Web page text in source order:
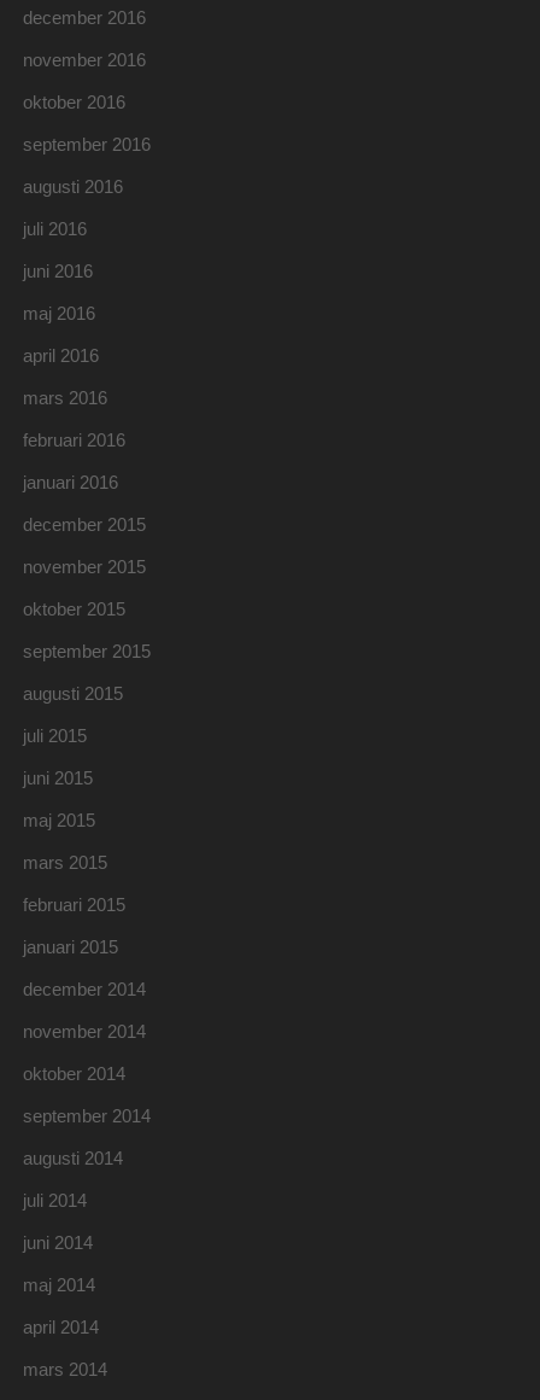
december 2016
november 2016
oktober 2016
september 2016
augusti 2016
juli 2016
juni 2016
maj 2016
april 2016
mars 2016
februari 2016
januari 2016
december 2015
november 2015
oktober 2015
september 2015
augusti 2015
juli 2015
juni 2015
maj 2015
mars 2015
februari 2015
januari 2015
december 2014
november 2014
oktober 2014
september 2014
augusti 2014
juli 2014
juni 2014
maj 2014
april 2014
mars 2014